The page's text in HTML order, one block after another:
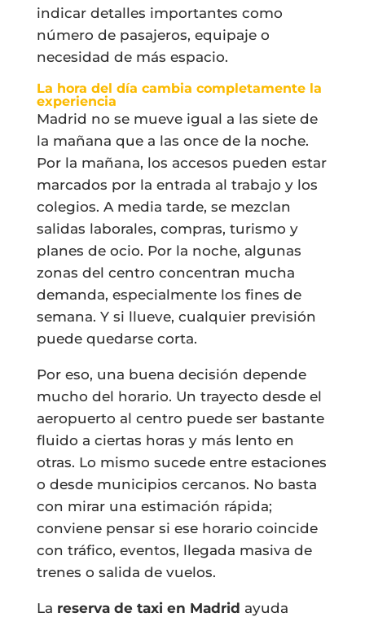
indicar detalles importantes como
número de pasajeros, equipaje o
necesidad de más espacio.
La hora del día cambia completamente la
experiencia
Madrid no se mueve igual a las siete de
la mañana que a las once de la noche.
Por la mañana, los accesos pueden estar
marcados por la entrada al trabajo y los
colegios. A media tarde, se mezclan
salidas laborales, compras, turismo y
planes de ocio. Por la noche, algunas
zonas del centro concentran mucha
demanda, especialmente los fines de
semana. Y si llueve, cualquier previsión
puede quedarse corta.
Por eso, una buena decisión depende
mucho del horario. Un trayecto desde el
aeropuerto al centro puede ser bastante
fluido a ciertas horas y más lento en
otras. Lo mismo sucede entre estaciones
o desde municipios cercanos. No basta
con mirar una estimación rápida;
conviene pensar si ese horario coincide
con tráfico, eventos, llegada masiva de
trenes o salida de vuelos.
La reserva de taxi en Madrid ayuda